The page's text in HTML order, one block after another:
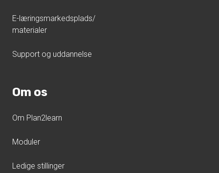
E-læringsmarkedsplads/
materialer
Support og uddannelse
Om os
Om Plan2learn
Moduler
Ledige stillinger